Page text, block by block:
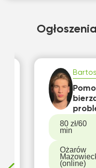
fizyką
80 zł/60
min
Ożarów
(online)